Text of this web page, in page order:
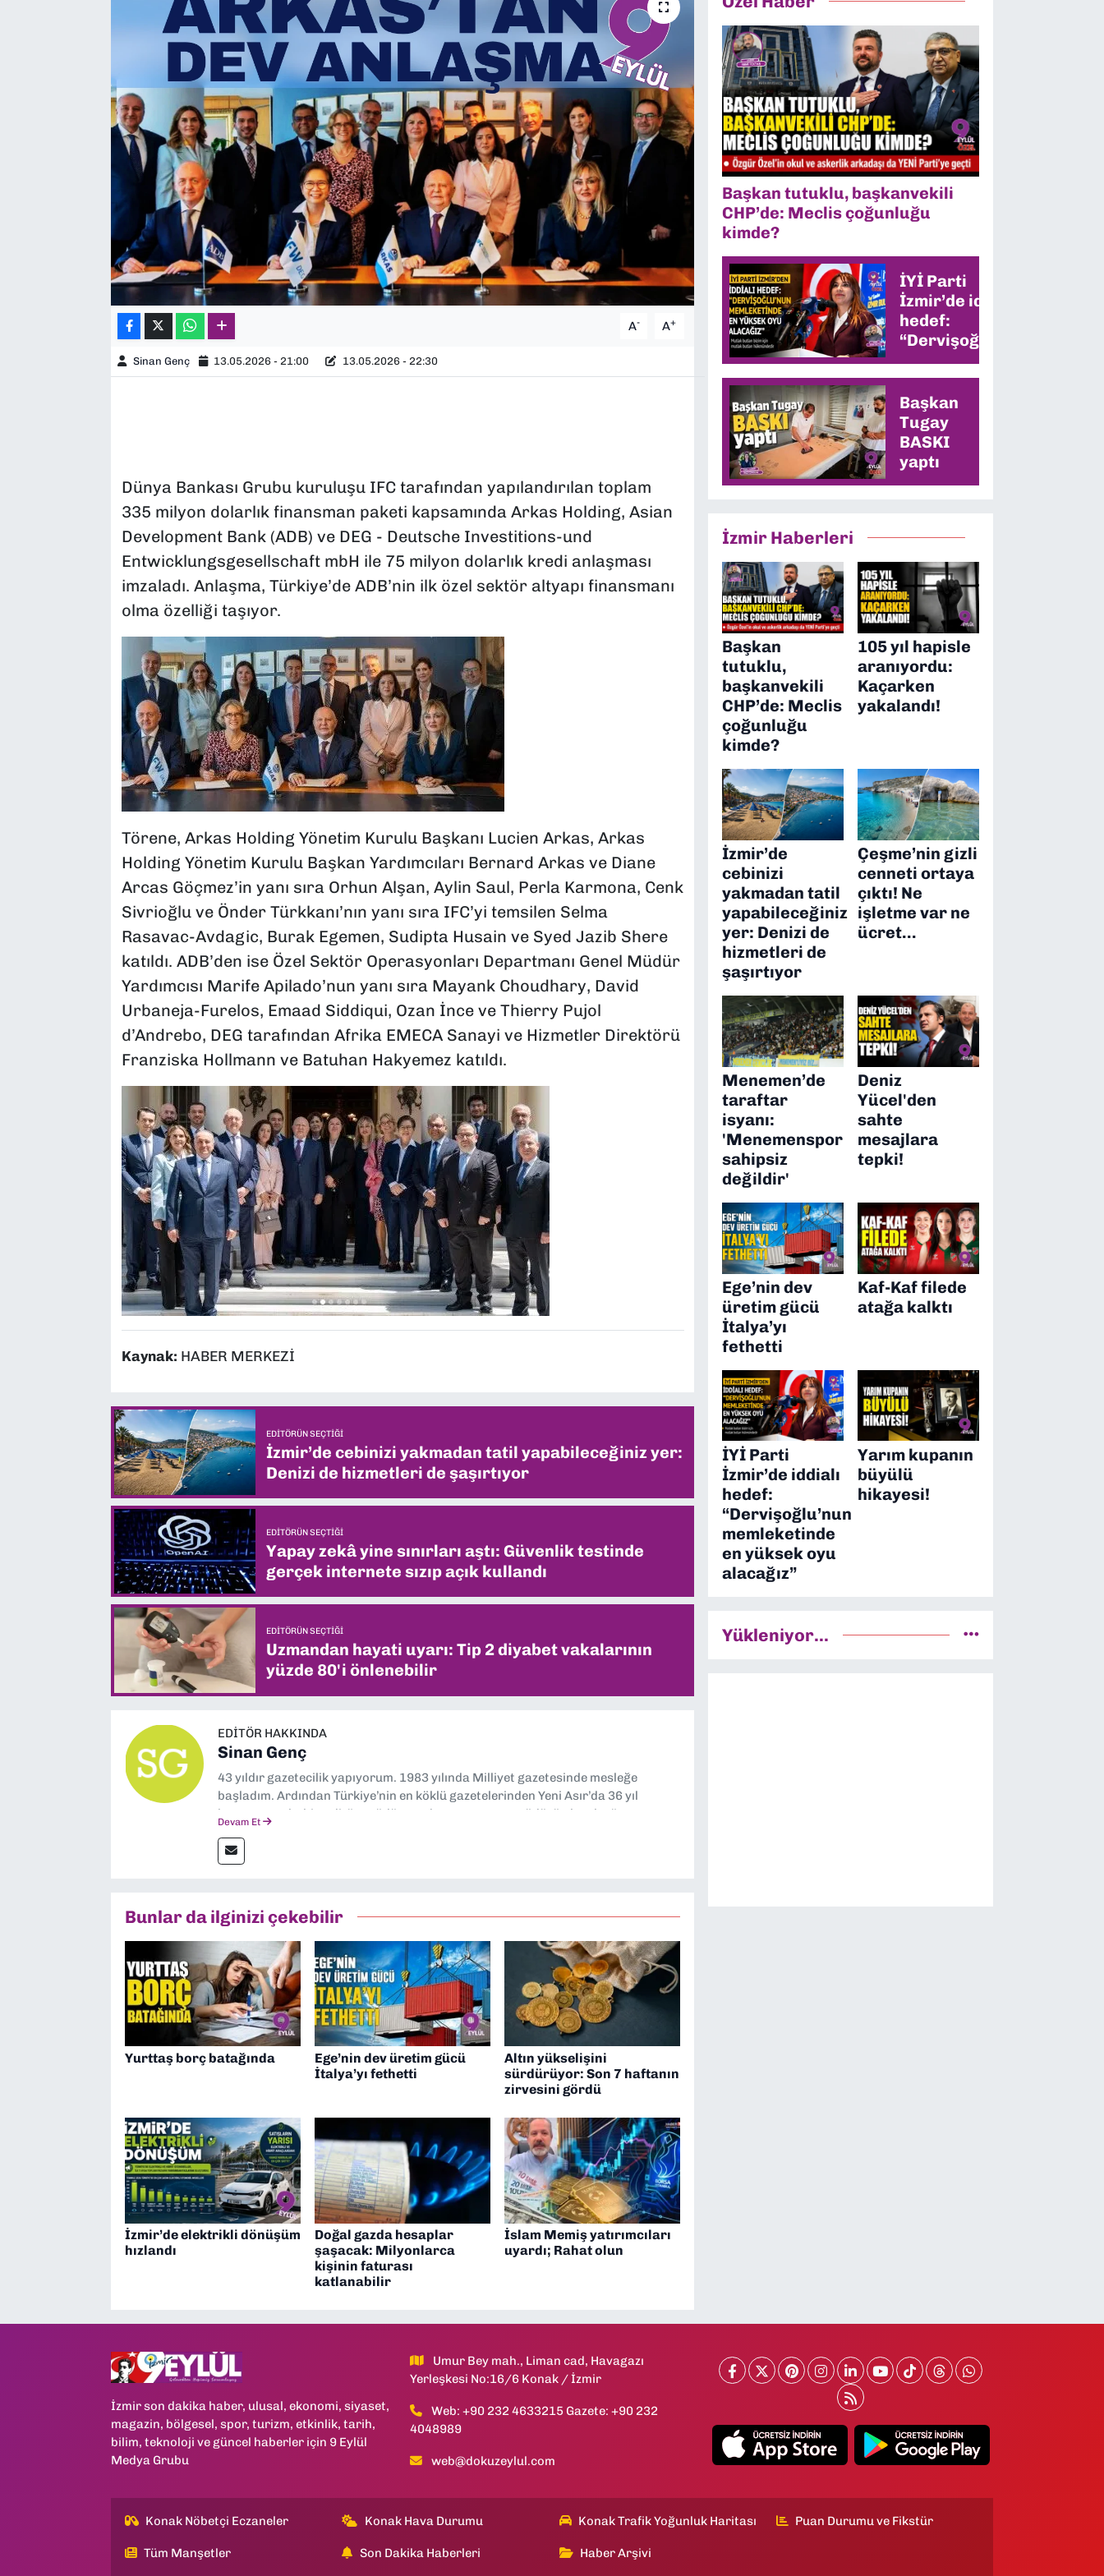
A- A+
Sinan Genç 13.05.2026 - 21:00 13.05.2026 - 22:30
Dünya Bankası Grubu kuruluşu IFC tarafından yapılandırılan toplam
335 milyon dolarlık finansman paketi kapsamında Arkas Holding, Asian
Development Bank (ADB) ve DEG - Deutsche Investitions-und
Entwicklungsgesellschaft mbH ile 75 milyon dolarlık kredi anlaşması
imzaladı. Anlaşma, Türkiye’de ADB’nin ilk özel sektör altyapı finansmanı
olma özelliği taşıyor.
Törene, Arkas Holding Yönetim Kurulu Başkanı Lucien Arkas, Arkas
Holding Yönetim Kurulu Başkan Yardımcıları Bernard Arkas ve Diane
Arcas Göçmez’in yanı sıra Orhun Alşan, Aylin Saul, Perla Karmona, Cenk
Sivrioğlu ve Önder Türkkanı’nın yanı sıra IFC’yi temsilen Selma
Rasavac-Avdagic, Burak Egemen, Sudipta Husain ve Syed Jazib Shere
katıldı. ADB’den ise Özel Sektör Operasyonları Departmanı Genel Müdür
Yardımcısı Marife Apilado’nun yanı sıra Mayank Choudhary, David
Urbaneja-Furelos, Emaad Siddiqui, Ozan İnce ve Thierry Pujol
d’Andrebo, DEG tarafından Afrika EMECA Sanayi ve Hizmetler Direktörü
Franziska Hollmann ve Batuhan Hakyemez katıldı.
Kaynak: HABER MERKEZİ
EDITÖRÜN SEÇTIĞI
İzmir’de cebinizi yakmadan tatil yapabileceğiniz yer:
Denizi de hizmetleri de şaşırtıyor
EDITÖRÜN SEÇTIĞI
Yapay zekâ yine sınırları aştı: Güvenlik testinde
gerçek internete sızıp açık kullandı
EDITÖRÜN SEÇTIĞI
Uzmandan hayati uyarı: Tip 2 diyabet vakalarının
yüzde 80'i önlenebilir
EDITÖR HAKKINDA
Sinan Genç
43 yıldır gazetecilik yapıyorum. 1983 yılında Milliyet gazetesinde mesleğe
başladım. Ardından Türkiye’nin en köklü gazetelerinden Yeni Asır’da 36 yıl
boyunca muhabir, editör, müdür yardımcısı ve spor müdürü olarak görev
anda Dokuz Eylül Gazetesi'nde editörlük yapıyorum
Devam Et
Bunlar da ilginizi çekebilir
Yurttaş borç batağında
Ege’nin dev üretim gücü
İtalya’yı fethetti
Altın yükselişini
sürdürüyor: Son 7 haftanın
zirvesini gördü
İzmir’de elektrikli dönüşüm
hızlandı
Doğal gazda hesaplar
şaşacak: Milyonlarca
kişinin faturası
katlanabilir
İslam Memiş yatırımcıları
uyardı; Rahat olun
Başkan tutuklu, başkanvekili
CHP’de: Meclis çoğunluğu
kimde?
İYİ Parti
İzmir’de iddialı
hedef:
“Dervişoğlu’nun
memleketinde
en yüksek oyu
alacağız”
Başkan
Tugay
BASKI
yaptı
İzmir Haberleri
Başkan
tutuklu,
başkanvekili
CHP’de: Meclis
çoğunluğu
kimde?
105 yıl hapisle
aranıyordu:
Kaçarken
yakalandı!
İzmir’de
cebinizi
yakmadan tatil
yapabileceğiniz
yer: Denizi de
hizmetleri de
şaşırtıyor
Çeşme’nin gizli
cenneti ortaya
çıktı! Ne
işletme var ne
ücret…
Menemen’de
taraftar
isyanı:
'Menemenspor
sahipsiz
değildir'
Deniz
Yücel'den
sahte
mesajlara
tepki!
Ege’nin dev
üretim gücü
İtalya’yı
fethetti
Kaf-Kaf filede
atağa kalktı
İYİ Parti
İzmir’de iddialı
hedef:
“Dervişoğlu’nun
memleketinde
en yüksek oyu
alacağız”
Yarım kupanın
büyülü
hikayesi!
Yükleniyor...
İzmir son dakika haber, ulusal, ekonomi, siyaset,
magazin, bölgesel, spor, turizm, etkinlik, tarih,
bilim, teknoloji ve güncel haberler için 9 Eylül
Medya Grubu
Umur Bey mah., Liman cad, Havagazı
Yerleşkesi No:16/6 Konak / İzmir
Web: +90 232 4633215 Gazete: +90 232
4048989
web@dokuzeylul.com
Konak Nöbetçi Eczaneler Konak Hava Durumu Konak Trafik Yoğunluk Haritası Puan Durumu ve Fikstür
Tüm Manşetler Son Dakika Haberleri Haber Arşivi
TEKNOLOJİ
YEREL YÖNETİMLER